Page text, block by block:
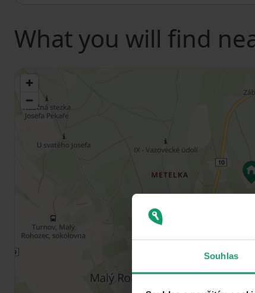
Souhlas
What you will find